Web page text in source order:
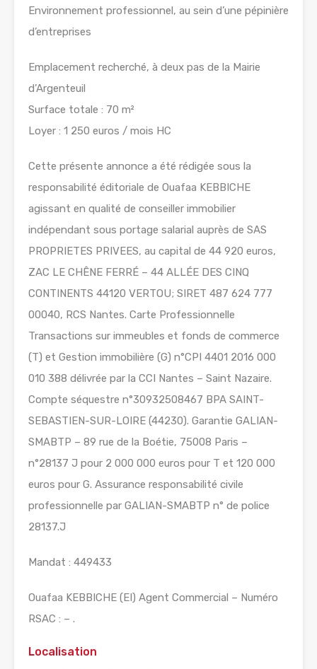
Environnement professionnel, au sein d’une pépinière
d’entreprises
Emplacement recherché, à deux pas de la Mairie
d’Argenteuil
Surface totale : 70 m²
Loyer : 1 250 euros / mois HC
Cette présente annonce a été rédigée sous la
responsabilité éditoriale de Ouafaa KEBBICHE
agissant en qualité de conseiller immobilier
indépendant sous portage salarial auprès de SAS
PROPRIETES PRIVEES, au capital de 44 920 euros,
ZAC LE CHÊNE FERRÉ – 44 ALLÉE DES CINQ
CONTINENTS 44120 VERTOU; SIRET 487 624 777
00040, RCS Nantes. Carte Professionnelle
Transactions sur immeubles et fonds de commerce
(T) et Gestion immobilière (G) n°CPI 4401 2016 000
010 388 délivrée par la CCI Nantes – Saint Nazaire.
Compte séquestre n°30932508467 BPA SAINT-
SEBASTIEN-SUR-LOIRE (44230). Garantie GALIAN-
SMABTP – 89 rue de la Boétie, 75008 Paris –
n°28137 J pour 2 000 000 euros pour T et 120 000
euros pour G. Assurance responsabilité civile
professionnelle par GALIAN-SMABTP n° de police
28137.J
Mandat : 449433
Ouafaa KEBBICHE (EI) Agent Commercial – Numéro
RSAC : – .
Localisation